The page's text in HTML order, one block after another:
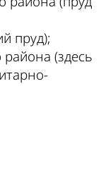
пруд);
(здесь